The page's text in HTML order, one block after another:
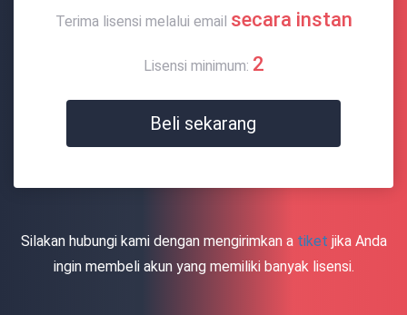
Terima lisensi melalui email secara instan
Lisensi minimum: 2
Beli sekarang
Silakan hubungi kami dengan mengirimkan a tiket jika Anda
ingin membeli akun yang memiliki banyak lisensi.